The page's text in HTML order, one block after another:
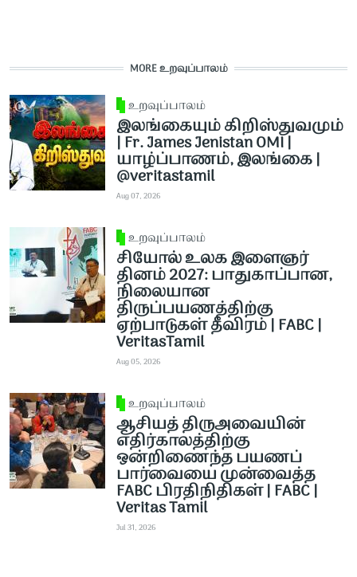
MORE உறவுப்பாலம்
உறவுப்பாலம்
இலங்கையும் கிறிஸ்துவமும்
| Fr. James Jenistan OMI |
யாழ்ப்பாணம், இலங்கை |
@veritastamil ​
Aug 07, 2026
உறவுப்பாலம்
சியோல் உலக இளைஞர்
தினம் 2027: பாதுகாப்பான,
நிலையான
திருப்பயணத்திற்கு
ஏற்பாடுகள் தீவிரம் | FABC |
VeritasTamil
Aug 05, 2026
உறவுப்பாலம்
ஆசியத் திருஅவையின்
எதிர்காலத்திற்கு
ஒன்றிணைந்த பயணப்
பார்வையை முன்வைத்த
FABC பிரதிநிதிகள் | FABC |
Veritas Tamil
Jul 31, 2026